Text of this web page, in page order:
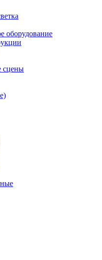
оборудование
сцены